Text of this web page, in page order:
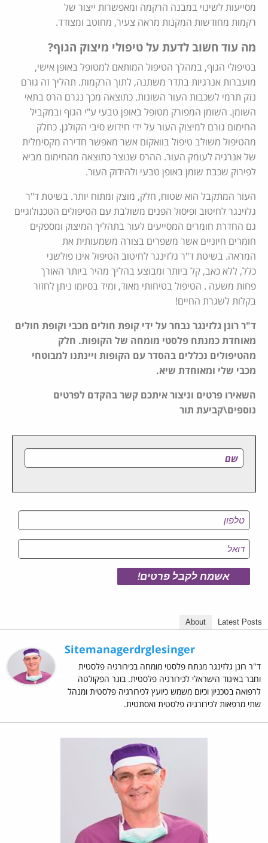
מסייעות לשינוי במבנה הרקמה ומאפשרות ייצור של
רקמות מחודשות המקנות מראה צעיר, מחוטב ומצודד.
מה עוד חשוב לדעת על טיפולי מיצוק הגוף?
בטיפולי הגוף, במהלך הטיפול המותאם למטופל באופן אישי,
מועברות אנרגיות בתדר משתנה, לתוך הרקמות. תהליך זה גורם
נזק תרמי לשכבות העור השונות. כתוצאה מכך נגרם הרס בתאי
השומן. השומן המפורק מטופל באופן טבעי ע"י הגוף ובמקביל
החימום גורם למיצוק העור על ידי חידוש סיבי הקולגן. כחלק
מהטיפול משולב טיפול בוואקום אשר מאפשר חדירה מקסימלית
של אנרגיה לעומק העור. ההרס שנוצר כתוצאה מהחימום מביא
לפירוק שכבת שומן באופן טבעי ולהידוק העור.
העור המתקבל הוא שטוח, חלק, מוצק ומתוח יותר. בשיטת ד"ר
גלזינגר לחיטוב ופיסול הפנים משולבת עם הטיפולים הטכנולוגיים
גם החדרת חומרים המסייעים לעור בתהליך המיצוק ומספקים
חומרים חיוניים אשר משפרים בצורה משמעותית את
המראה. בשיטת ד"ר גלזינגר לחיטוב הטיפול אינו פולשני
כלל, ללא כאב, קל ביותר ומבוצע בהליך מהיר ביותר האורך
פחות משעה . הטיפול בטיחותי מאוד, ומיד בסיומו ניתן לחזור
בקלות לשגרת החיים!
ד"ר רונן גלזינגר נבחר על ידי קופת חולים מכבי וקופת חולים
מאוחדת כמנתח פלסטי מומחה של הקופות. חלק
מהטיפולים נכללים בהסדר עם הקופות ויינתנו למבוטחי
מכבי שלי ומאוחדת שיא.
השאירו פרטים וניצור איתכם קשר בהקדם לפרטים
נוספים\קביעת תור
About Latest Posts
Sitemanagerdrglesinger
ד"ר רונן גלזינגר מנתח פלסטי מומחה בכירורגיה פלסטית
וחבר באיגוד הישראלי לכירורגיה פלסטית. בוגר הפקולטה
לרפואה בטכניון וכיום משמש כיועץ לכירורגיה פלסטית ומנהל
שתי מרפאות לכירורגיה פלסטית ואסתטית.